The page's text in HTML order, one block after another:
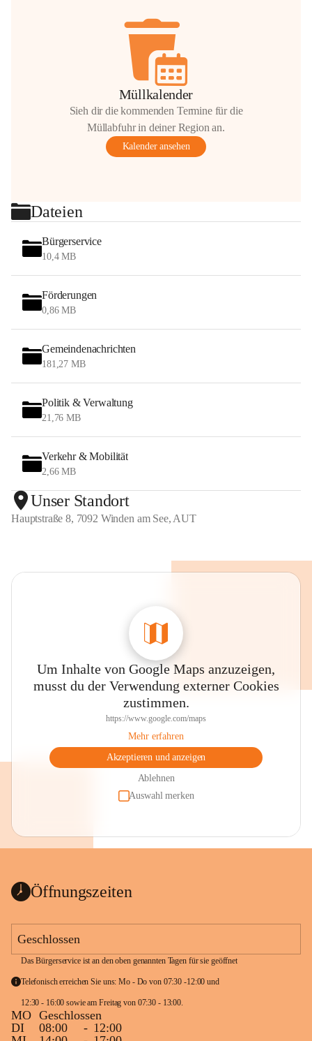
Müllkalender
Sieh dir die kommenden Termine für die
Müllabfuhr in deiner Region an.
Kalender ansehen
Dateien
Bürgerservice
10,4 MB
Förderungen
0,86 MB
Gemeindenachrichten
181,27 MB
Politik & Verwaltung
21,76 MB
Verkehr & Mobilität
2,66 MB
Unser Standort
Hauptstraße 8, 7092 Winden am See, AUT
Um Inhalte von Google Maps anzuzeigen,
musst du der Verwendung externer Cookies
zustimmen.
https://www.google.com/maps
Mehr erfahren
Akzeptieren und anzeigen
Ablehnen
Auswahl merken
Öffnungszeiten
Geschlossen
Das Bürgerservice ist an den oben genannten Tagen für sie geöffnet
Telefonisch erreichen Sie uns: Mo - Do von 07:30 -12:00 und
MO Geschlossen
DI
08:00 - 12:00